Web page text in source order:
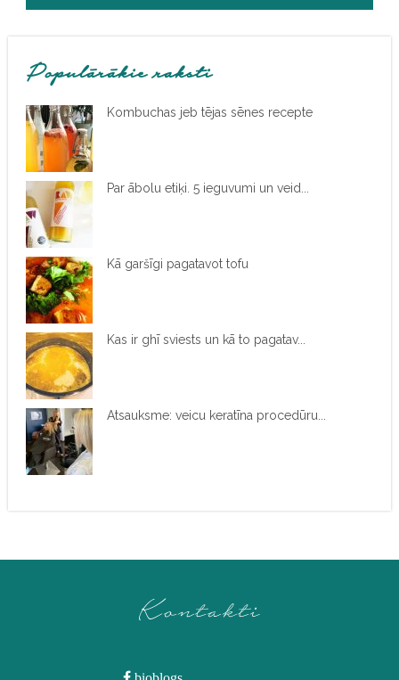
Populārākie raksti
Kombuchas jeb tējas sēnes recepte
Par ābolu etiķi. 5 ieguvumi un veid...
Kā garšīgi pagatavot tofu
Kas ir ghī sviests un kā to pagatav...
Atsauksme: veicu keratīna procedūru...
Kontakti